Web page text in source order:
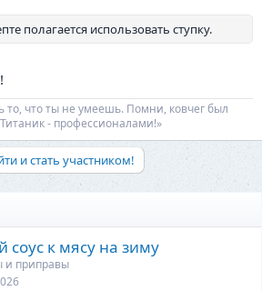
полагается использовать ступку.
то, что ты не умеешь. Помни, ковчег был
- профессионалами!»
и стать участником!
соус к мясу на зиму
и приправы